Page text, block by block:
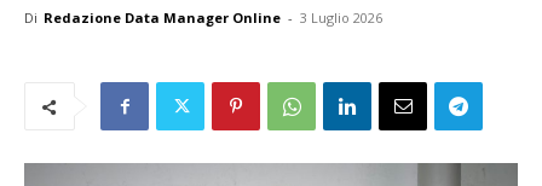
Di Redazione Data Manager Online - 3 Luglio 2026